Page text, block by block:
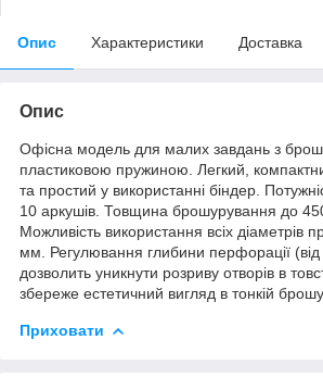
Опис Характеристики Доставка
Опис
Офісна модель для малих завдань з
пластиковою пружиною. Легкий,
та простий у використанні біндер.
10 аркушів. Товщина брошурування до
Можливість використання всіх діаметрів
мм. Регулювання глибини перфорації
дозволить уникнути розриву отворів в
збереже естетичний вигляд в тонкій
Приховати